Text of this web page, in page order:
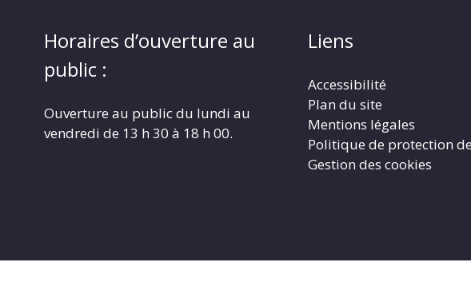
Horaires d’ouverture au
public :
Ouverture au public du lundi au
vendredi de 13 h 30 à 18 h 00.
Liens
Accessibilité
Plan du site
Mentions légales
Politique de protection
Gestion des cookies